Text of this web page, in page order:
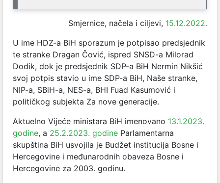
Smjernice, načela i ciljevi, 15.12.2022.
U ime HDZ-a BiH sporazum je potpisao predsjednik
te stranke Dragan Čović, ispred SNSD-a Milorad
Dodik, dok je predsjednik SDP-a BiH Nermin Nikšić
svoj potpis stavio u ime SDP-a BiH, Naše stranke,
NIP-a, SBiH-a, NES-a, BHI Fuad Kasumović i
političkog subjekta Za nove generacije.
Aktuelno Vijeće ministara BiH imenovano 13.1.2023.
godine, a 25.2.2023. godine Parlamentarna
skupština BiH usvojila je Budžet institucija Bosne i
Hercegovine i međunarodnih obaveza Bosne i
Hercegovine za 2003. godinu.